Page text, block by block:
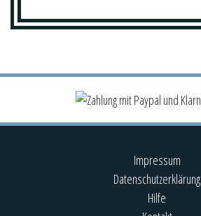
Impressum
Datenschutzerklärung
Hilfe